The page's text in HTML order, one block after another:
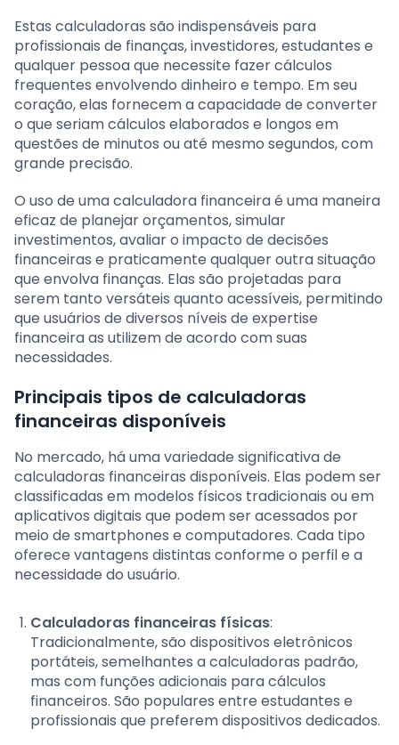
Estas calculadoras são indispensáveis para
profissionais de finanças, investidores, estudantes e
qualquer pessoa que necessite fazer cálculos
frequentes envolvendo dinheiro e tempo. Em seu
coração, elas fornecem a capacidade de converter
o que seriam cálculos elaborados e longos em
questões de minutos ou até mesmo segundos, com
grande precisão.
O uso de uma calculadora financeira é uma maneira
eficaz de planejar orçamentos, simular
investimentos, avaliar o impacto de decisões
financeiras e praticamente qualquer outra situação
que envolva finanças. Elas são projetadas para
serem tanto versáteis quanto acessíveis, permitindo
que usuários de diversos níveis de expertise
financeira as utilizem de acordo com suas
necessidades.
Principais tipos de calculadoras
financeiras disponíveis
No mercado, há uma variedade significativa de
calculadoras financeiras disponíveis. Elas podem ser
classificadas em modelos físicos tradicionais ou em
aplicativos digitais que podem ser acessados por
meio de smartphones e computadores. Cada tipo
oferece vantagens distintas conforme o perfil e a
necessidade do usuário.
Calculadoras financeiras físicas:
Tradicionalmente, são dispositivos eletrônicos
portáteis, semelhantes a calculadoras padrão,
mas com funções adicionais para cálculos
financeiros. São populares entre estudantes e
profissionais que preferem dispositivos dedicados.